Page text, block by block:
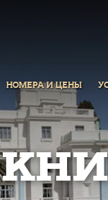
НОМЕРА И ЦЕНЫ